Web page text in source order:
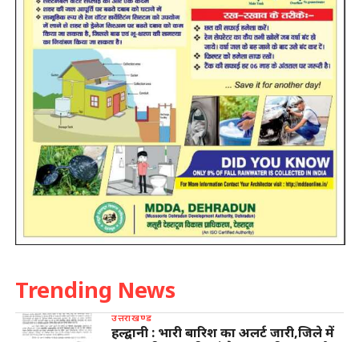
Trending News
उत्तराखण्ड
हल्द्वानी : भारी बारिश का अलर्ट जारी,जिले में